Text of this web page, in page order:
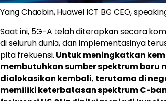
Yang Chaobin, Huawei ICT BG CEO,
Saat ini, 5G-A telah diterapkan secara
di seluruh dunia, dan implementasinya
pita frekuensi. Untuk meningkatkan
membutuhkan sumber spektrum baru
dialokasikan kembali, terutama di
memiliki keterbatasan spektrum C-